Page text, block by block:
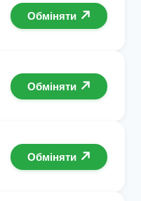
Обміняти
Обміняти
Обміняти